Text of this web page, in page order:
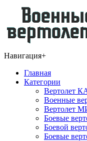
Навигация+
Главная
Категории
Вертолет
Военные
Вертолет
Боевые
Боевой
Боевые